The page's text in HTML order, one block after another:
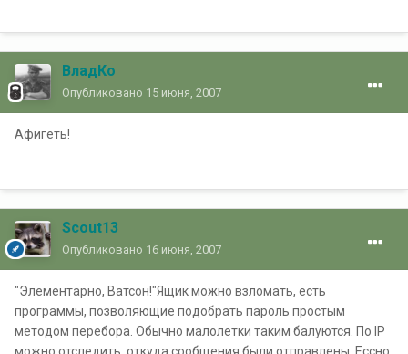
ВладКо
Опубликовано 15 июня, 2007
Афигеть!
Scout13
Опубликовано 16 июня, 2007
"Элементарно, Ватсон!"Ящик можно взломать, есть
программы, позволяющие подобрать пароль простым
методом перебора. Обычно малолетки таким балуются. По IP